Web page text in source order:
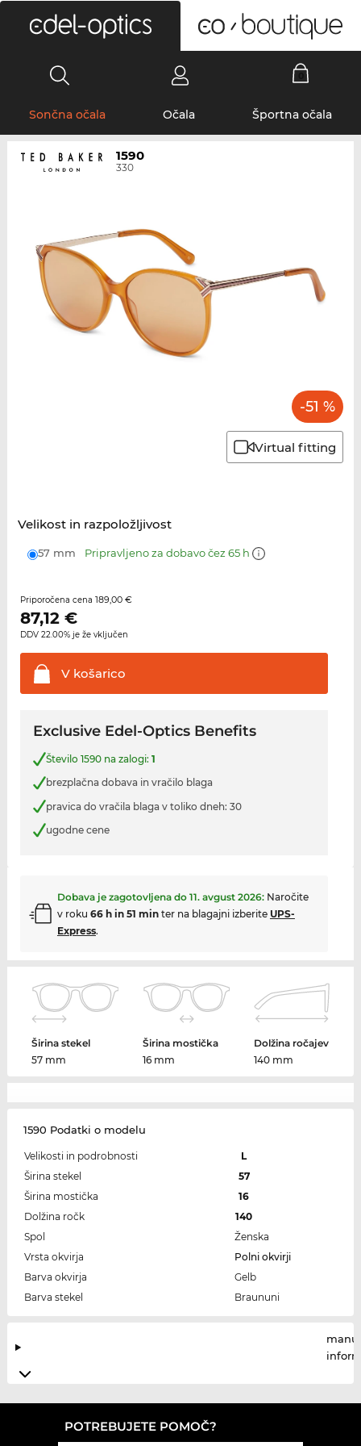
Sončna očala Očala Športna očala
1590
330
-51 %
Virtual fitting
Velikost in razpoložljivost
57 mm Pripravljeno za dobavo čez 65 h
Priporočena cena 189,00 €
87,12€
DDV 22.00% je že vključen
Vkošarico
Exclusive Edel-Optics Benefits
Število 1590 na zalogi: 1
brezplačna dobava in vračilo blaga
pravica do vračila blaga v toliko dneh: 30
ugodne cene
Dobava je zagotovljena do 11. avgust 2026: Naročite
v roku 66 h in 51 minter na blagajni izberite UPS-
Express.
Širina stekel
57 mm
Širina mostička
16 mm
Dolžina ročajev
140 mm
1590 Podatki o modelu
Velikosti in podrobnosti
L
Širina stekel
57
Širina mostička
16
Dolžina ročk
140
Spol
Ženska
Vrsta okvirja
Polni okvirji
Barva okvirja
Gelb
Barva stekel
Braununi
POTREBUJETE POMOČ?